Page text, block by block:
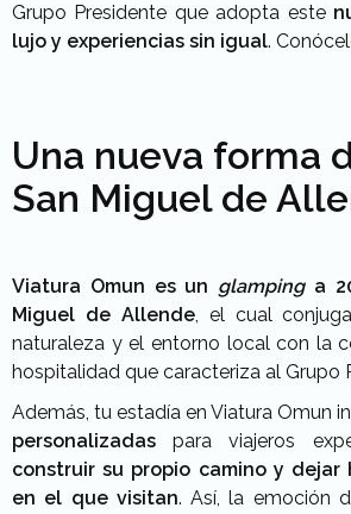
Grupo Presidente que adopta este
lujo y experiencias sin igual.
Una nueva forma
San Miguel de
Viatura Omun es un glampinga
Miguel de Allende, el cual
naturaleza y el entorno local con la
hospitalidad que caracteriza al Grupo
Además, tu estadía en Viatura Omun
personalizadas para viajeros
construir su propio camino y
en el que visitan. Así, la emoción